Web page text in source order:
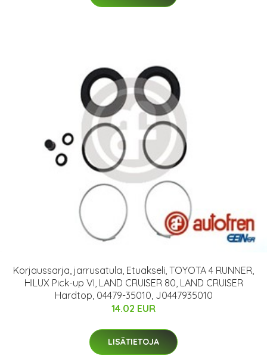
Korjaussarja, jarrusatula, Etuakseli, TOYOTA 4 RUNNER,
HILUX Pick-up VI, LAND CRUISER 80, LAND CRUISER
Hardtop, 04479-35010, J0447935010
14.02 EUR
LISÄTIETOJA